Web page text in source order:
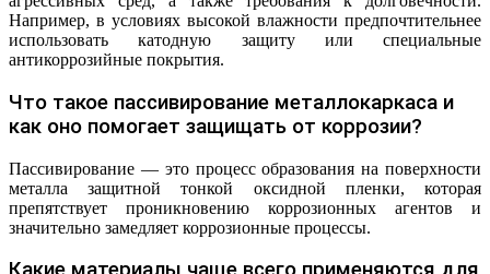
Например, в условиях высокой влажности предпочтительнее
использовать катодную защиту или специальные
антикоррозийные покрытия.
Что такое пассивирование металлокаркаса и
как оно помогает защищать от коррозии?
Пассивирование — это процесс образования на поверхности
металла защитной тонкой оксидной пленки, которая
препятствует проникновению коррозионных агентов и
значительно замедляет коррозионные процессы.